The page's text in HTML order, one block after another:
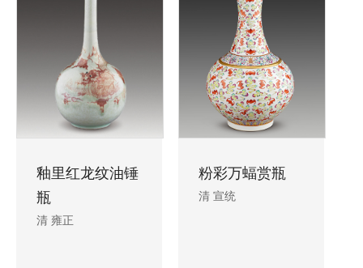
釉里红龙纹油锤
瓶
清 雍正
粉彩万蝠赏瓶
清 宣统